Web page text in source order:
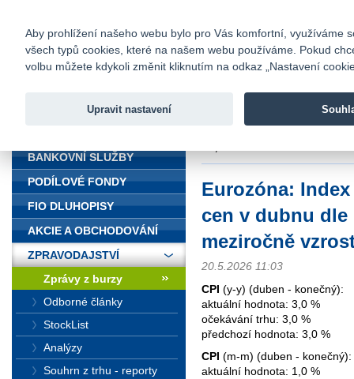
Fio banka
Fio banka
Eurozóna:
cen v dubnu
meziročně
20.5.2026 11:03
CPI (y-y) (duben - konečný):
aktuální hodnota: 3,0 %
očekávání trhu: 3,0 %
předchozí hodnota: 3,0 %
CPI (m-m) (duben - konečný):
aktuální hodnota: 1,0 %
BANKOVNÍ SLUŽBY
PODÍLOVÉ FONDY
FIO DLUHOPISY
AKCIE A OBCHODOVÁNÍ
ZPRAVODAJSTVÍ
Zprávy z burzy
Odborné články
StockList
Analýzy
Souhrn z trhu - reporty
Aby prohlížení našeho webu bylo pro Vás komfortní, využíváme
všech typů cookies, které na našem webu používáme. Pokud
volbu můžete kdykoli změnit kliknutím na odkaz „Nastavení
Upravit nastavení